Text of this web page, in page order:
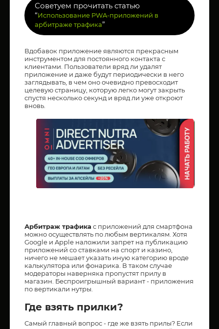
Советуем прочитать статью
“Использование PWA-приложений в
арбитраже трафика”
Вдобавок приложение являются прекрасным
инструментом для постоянного контакта с
клиентами. Пользователи вряд ли удалят
приложение и даже будут периодически в него
заглядывать, в чем оно очевидно превосходит
целевую страницу, которую легко могут закрыть
спустя несколько секунд и вряд ли уже откроют
вновь.
Арбитраж трафика с приложений для смартфона
можно осуществлять по любым вертикалям. Хотя
Google и Apple наложили запрет на публикацию
приложений со ставками на спорт и казино,
ничего не мешает указать иную категорию вроде
калькулятора или фонарика. В таком случае
модераторы наверняка пропустят прилу в
магазин. Беспроигрышный вариант - приложения
по вертикали нутры.
Где взять прилки?
Самый главный вопрос - где же взять прилы? Если